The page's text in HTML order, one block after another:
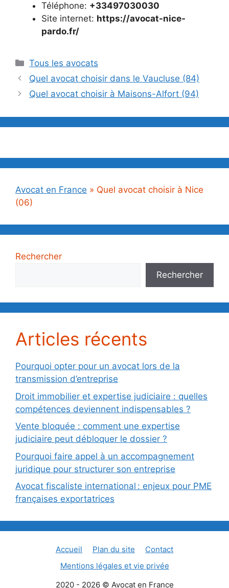
Téléphone: +33497030030
Site internet: https://avocat-nice-
pardo.fr/
Catégories
Tous les avocats
Quel avocat choisir dans le Vaucluse (84)
Quel avocat choisir à Maisons-Alfort (94)
Avocat en France » Quel avocat choisir à Nice
(06)
Rechercher
Rechercher
Articles récents
Pourquoi opter pour un avocat lors de la
transmission d’entreprise
Droit immobilier et expertise judiciaire : quelles
compétences deviennent indispensables ?
Vente bloquée : comment une expertise
judiciaire peut débloquer le dossier ?
Pourquoi faire appel à un accompagnement
juridique pour structurer son entreprise
Avocat fiscaliste international : enjeux pour PME
françaises exportatrices
Accueil Plan du site
Contact
Mentions légales et vie privée
2020 - 2026 © Avocat en France